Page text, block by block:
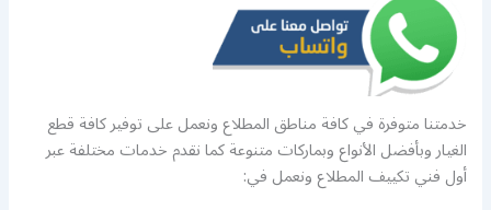
خدمتنا متوفرة في كافة مناطق المطلاع ونعمل على توفير كافة قطع
الغيار وبأفضل الأنواع وبماركات متنوعة كما نقدم خدمات مختلفة عبر
أول فني تكييف المطلاع ونعمل في: